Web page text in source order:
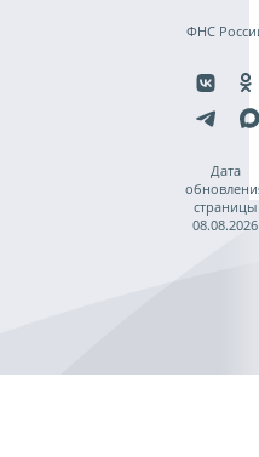
ФНС
Дата
страницы
08.08.2026